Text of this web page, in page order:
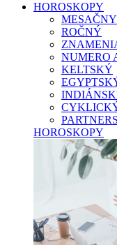
HOROSKOPY
MESAČNY
ROČNÝ
NUMERO
KELTSKÝ
HOROSKOPY